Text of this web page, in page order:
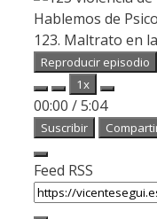
Hablemos de
123. Maltrato en
Reproducir episodio
1x
00:00 /5:04
Suscribir
Feed RSS